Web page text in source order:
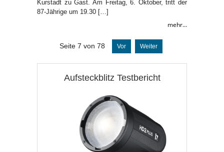
Kurstadt zu Gast. Am Freitag, 6. Oktober, tritt der
87-Jährige um 19.30 […]
mehr...
Seite 7 von 78 Vor Weiter
Aufsteckblitz Testbericht